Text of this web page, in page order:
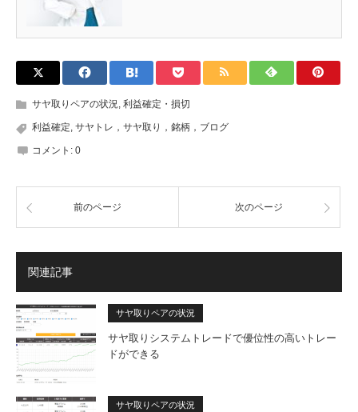
サヤ取りペアの状況 利益確定・損切
利益確定 サヤトレ，サヤ取り，銘柄，ブログ
コメント: 0
前のページ 次のページ
関連記事
サヤ取りペアの状況
サヤ取りシステムトレードで優位性の高いトレー
ドができる
サヤ取りペアの状況